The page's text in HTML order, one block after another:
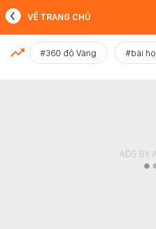
MỚI NHẤT
VỀ TRANG CHỦ
#360 độ Vàng #bài